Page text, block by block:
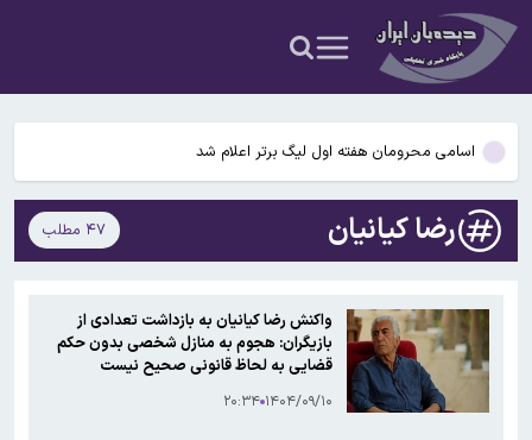
وزیر خارجه پاکستان درباره توافق مکه با عراقچی گفتگو کرد
اسامی محرومان هفته اول لیگ برتر اعلام شد
اسامی محرومان هفته اول لیگ برتر اعلام شد
رجایی: هرکس که خبری به او رسیده، نیازی نیست در مورد وقایع جنگ
حرف بزند
پزشکیان: رهبر معظم انقلاب کاملاً سلامت هستند
وزیر خارجه پاکستان درباره توافق مکه با عراقچی گفتگو کرد
اسامی محرومان هفته اول لیگ برتر اعلام شد
رضا کیانیان ۴۷ مطلب
واکنش رضا کیانیان به بازداشت تعدادی از
بازیگران: هجوم به منازل شخصی بدون حکم
قضایی به لحاظ قانونی صحیح نیست
۱۴۰۴/۰۹/۱۰ ۲۰:۳۴